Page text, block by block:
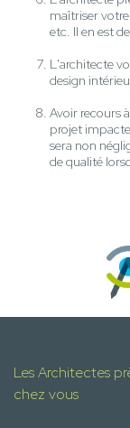
maîtriser
etc. Il en est
L'architecte
design
Avoir recours
projet
sera non
de qualité
Les Architectes
chez vous